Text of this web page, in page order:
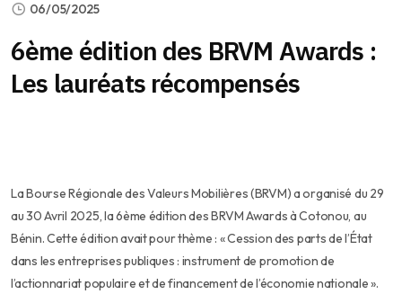
06/05/2025
6ème édition des BRVM Awards :
Les lauréats récompensés
La Bourse Régionale des Valeurs Mobilières (BRVM) a organisé du 29
au 30 Avril 2025, la 6ème édition des BRVM Awards à Cotonou, au
Bénin. Cette édition avait pour thème : «Cession des parts de l’État
dans les entreprises publiques : instrument de promotion de
l’actionnariat populaire et de financement de l’économie nationale».